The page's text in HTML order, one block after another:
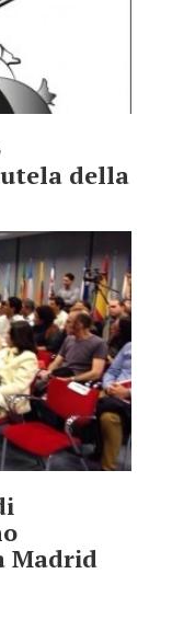
della
Madrid